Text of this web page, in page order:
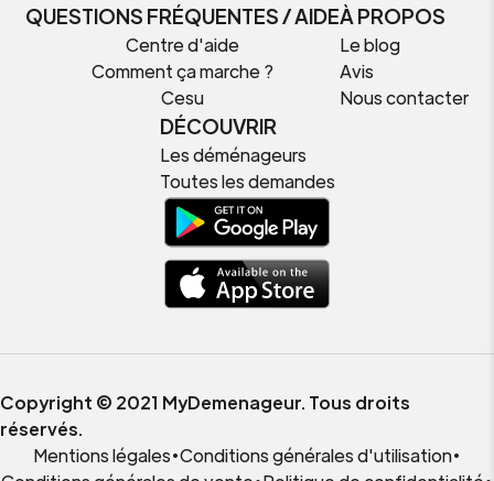
QUESTIONS FRÉQUENTES / AIDE
Centre d'aide
Comment ça marche ?
Cesu
À PROPOS
Le blog
Avis
Nous contacter
DÉCOUVRIR
Les déménageurs
Toutes les demandes
Copyright © 2021 MyDemenageur. Tous droits
réservés.
Mentions légales•Conditions générales d'utilisation•